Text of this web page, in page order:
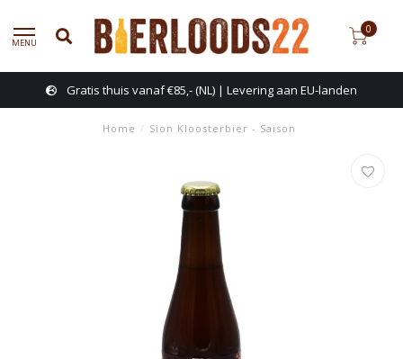
MENU
0
Gratis thuis vanaf €85,- (NL) | Levering aan EU-landen
Home / Sion Kloosterbier - Saison